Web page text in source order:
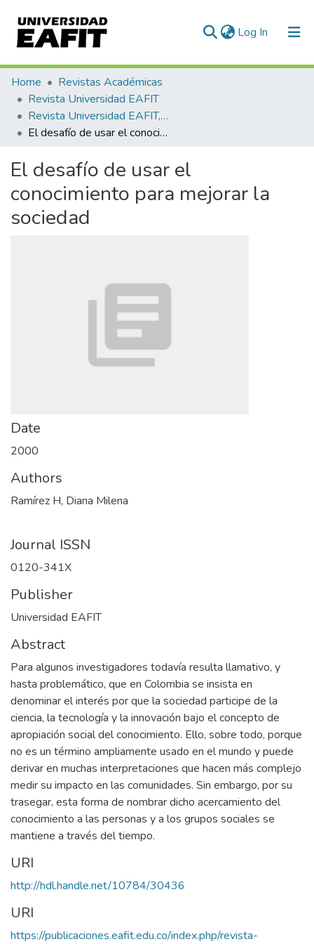
Log In (current)
Communities & Collections
All of DSpace
Statistics
Home
Revistas Académicas
Revista Universidad EAFIT
Revista Universidad EAFIT, Vol. 55, Núm. 176 (2020)
El desafío de usar el conocimiento para mejorar la sociedad
El desafío de usar el
conocimiento para mejorar la
sociedad
Date
2000
Authors
Ramírez H, Diana Milena
Journal ISSN
0120-341X
Publisher
Universidad EAFIT
Abstract
Para algunos investigadores todavía resulta llamativo, y
hasta problemático, que en Colombia se insista en
denominar el interés por que la sociedad participe de la
ciencia, la tecnología y la innovación bajo el concepto de
apropiación social del conocimiento. Ello, sobre todo, porque
no es un término ampliamente usado en el mundo y puede
derivar en muchas interpretaciones que hacen más complejo
medir su impacto en las comunidades. Sin embargo, por su
trasegar, esta forma de nombrar dicho acercamiento del
conocimiento a las personas y a los grupos sociales se
mantiene a través del tiempo.
URI
http://hdl.handle.net/10784/30436
URI
https://publicaciones.eafit.edu.co/index.php/revista-